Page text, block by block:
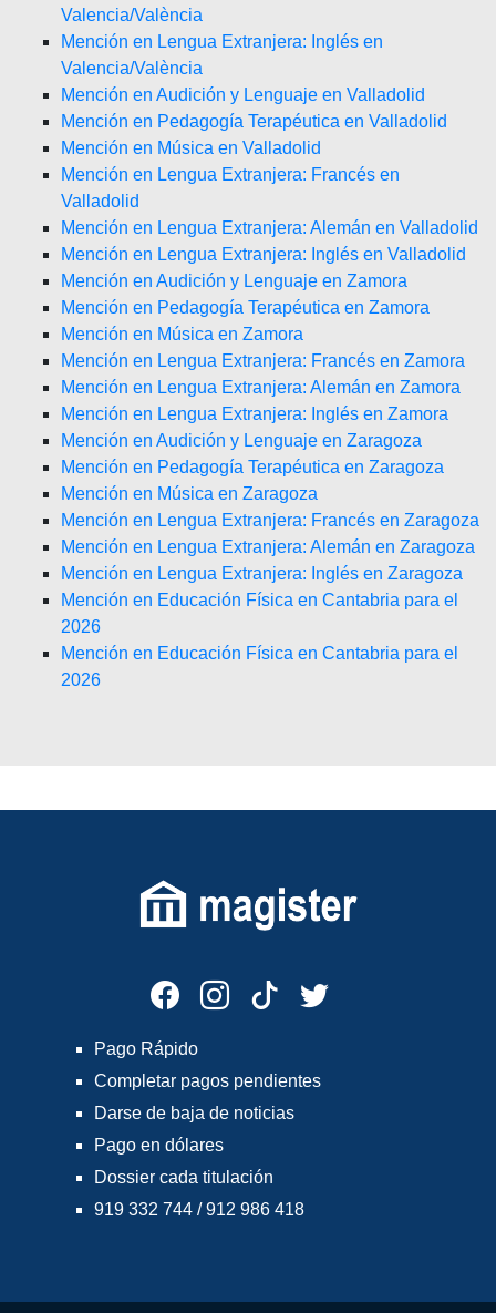
Valencia/València
Mención en Lengua Extranjera: Inglés en
Valencia/València
Mención en Audición y Lenguaje en Valladolid
Mención en Pedagogía Terapéutica en Valladolid
Mención en Música en Valladolid
Mención en Lengua Extranjera: Francés en
Valladolid
Mención en Lengua Extranjera: Alemán en Valladolid
Mención en Lengua Extranjera: Inglés en Valladolid
Mención en Audición y Lenguaje en Zamora
Mención en Pedagogía Terapéutica en Zamora
Mención en Música en Zamora
Mención en Lengua Extranjera: Francés en Zamora
Mención en Lengua Extranjera: Alemán en Zamora
Mención en Lengua Extranjera: Inglés en Zamora
Mención en Audición y Lenguaje en Zaragoza
Mención en Pedagogía Terapéutica en Zaragoza
Mención en Música en Zaragoza
Mención en Lengua Extranjera: Francés en Zaragoza
Mención en Lengua Extranjera: Alemán en Zaragoza
Mención en Lengua Extranjera: Inglés en Zaragoza
Mención en Educación Física en Cantabria para el
2026
Mención en Educación Física en Cantabria para el
2026
Pago Rápido
Completar pagos pendientes
Darse de baja de noticias
Pago en dólares
Dossier cada titulación
919 332 744 / 912 986 418